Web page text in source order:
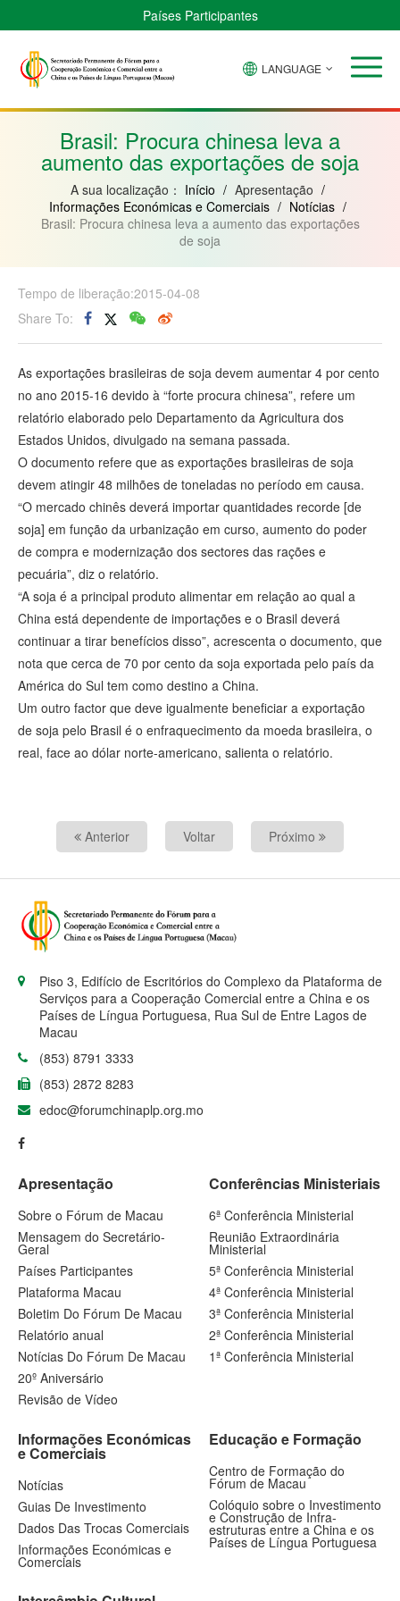
Países Participantes
Verde
Bissau
Guiné
Moçambique
LANGUAGE
Brasil: Procura chinesa leva a
aumento das exportações de soja
A sua localização： Início / Apresentação /
Informações Económicas e Comerciais / Notícias /
Brasil: Procura chinesa leva a aumento das exportações
de soja
Tempo de liberação:2015-04-08
Share To:
As exportações brasileiras de soja devem aumentar 4 por cento
no ano 2015-16 devido à “forte procura chinesa”, refere um
relatório elaborado pelo Departamento da Agricultura dos
Estados Unidos, divulgado na semana passada.
O documento refere que as exportações brasileiras de soja
devem atingir 48 milhões de toneladas no período em causa.
“O mercado chinês deverá importar quantidades recorde [de
soja] em função da urbanização em curso, aumento do poder
de compra e modernização dos sectores das rações e
pecuária”, diz o relatório.
“A soja é a principal produto alimentar em relação ao qual a
China está dependente de importações e o Brasil deverá
continuar a tirar benefícios disso”, acrescenta o documento, que
nota que cerca de 70 por cento da soja exportada pelo país da
América do Sul tem como destino a China.
Um outro factor que deve igualmente beneficiar a exportação
de soja pelo Brasil é o enfraquecimento da moeda brasileira, o
real, face ao dólar norte-americano, salienta o relatório.
Anterior Voltar Próximo
Piso 3, Edifício de Escritórios do Complexo da Plataforma de
Serviços para a Cooperação Comercial entre a China e os
Países de Língua Portuguesa, Rua Sul de Entre Lagos de
Macau
(853) 8791 3333
(853) 2872 8283
edoc@forumchinaplp.org.mo
Apresentação
Sobre o Fórum de Macau
Mensagem do Secretário-
Geral
Países Participantes
Plataforma Macau
Boletim Do Fórum De Macau
Relatório anual
Notícias Do Fórum De Macau
20º Aniversário
Revisão de Vídeo
Conferências Ministeriais
6ª Conferência Ministerial
Reunião Extraordinária
Ministerial
5ª Conferência Ministerial
4ª Conferência Ministerial
3ª Conferência Ministerial
2ª Conferência Ministerial
1ª Conferência Ministerial
Informações Económicas
e Comerciais
Notícias
Guias De Investimento
Dados Das Trocas Comerciais
Informações Económicas e
Comerciais
Educação e Formação
Centro de Formação do
Fórum de Macau
Colóquio sobre o Investimento
e Construção de Infra-
estruturas entre a China e os
Países de Língua Portuguesa